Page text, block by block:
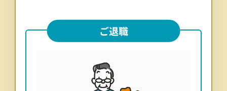
ご退職